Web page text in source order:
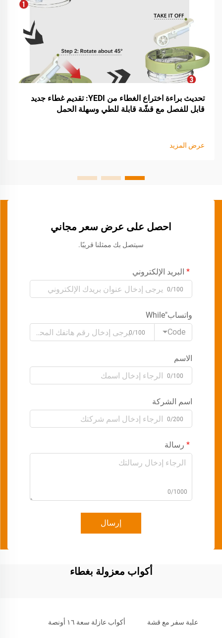
تحديث براءة اختراع الغطاء من YEDI: تقديم غطاء جديد
قابل للفصل مع قشّة قابلة للطي وسهلة الحمل
عرض المزيد
احصل على عرض سعر مجاني
سيتصل بك ممثلنا قريبًا.
البريد الإلكتروني
0/100
واتساب"While
Code
0/100
الاسم
0/100
اسم الشركة
0/200
رسالة
0/1000
إرسال
أكواب معزولة بغطاء
علبة سفر مع قشة أكواب عازلة سعة ١٦ أونصة